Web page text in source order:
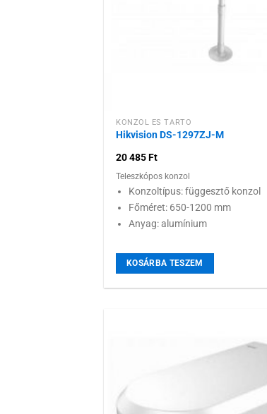
KONZOL ÉS TARTÓ
Hikvision DS-1297ZJ-M
20 485Ft
Teleszkópos konzol
Konzoltípus: függesztő konzol
Főméret: 650-1200 mm
Anyag: alumínium
KOSÁRBA TESZEM